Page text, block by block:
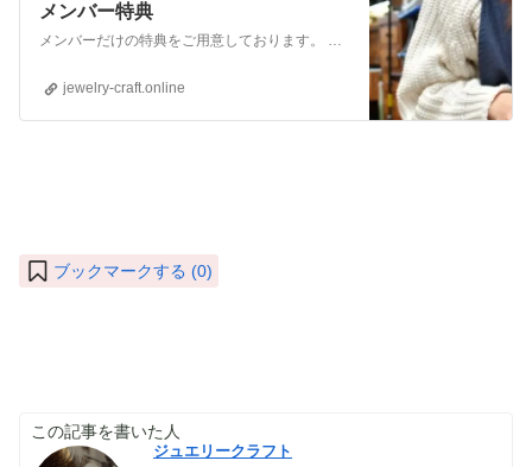
メンバー特典
メンバーだけの特典をご用意しております。 ぜひご活用頂き、ご自身の活動に役立てて下さい。 ⇒メンバーについて詳しく見てみる メンバーになる （） ①有料コンテンツが見放題！ ジュエリー制作に関する情報やビジネス情報やブランディングに関する情
jewelry-craft.online
ブックマークする (0)
この記事を書いた人
ジュエリークラフト